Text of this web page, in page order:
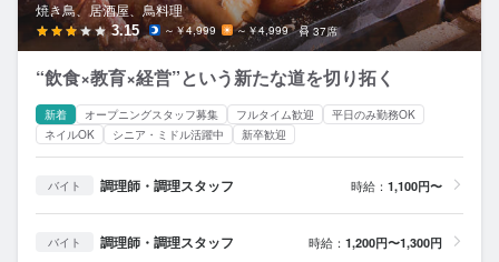
焼き鳥、居酒屋、鳥料理
3.15 ～￥4,999 ～￥4,999 37席
“飲食×教育×経営”という新たな道を切り拓く
新着 オープニングスタッフ募集 フルタイム歓迎
平日のみ勤務OK
ネイルOK
シニア・ミドル活躍中 新卒歓迎
バイト 調理師・調理スタッフ 時給： 1,100円〜
バイト 調理師・調理スタッフ 時給： 1,200円〜1,300円